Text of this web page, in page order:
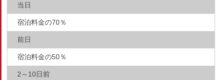
当日
宿泊料金の70％
前日
宿泊料金の50％
2～10日前